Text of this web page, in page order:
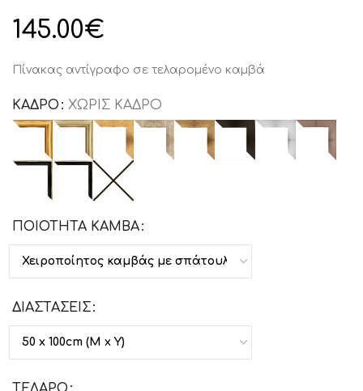
145.00€
Πίνακας αντίγραφο σε τελαρομένο καμβά
ΚΑΔΡΟ ΧΩΡΙΣ ΚΑΔΡΟ
ΠΟΙΟΤΗΤΑ ΚΑΜΒΑ
ΔΙΑΣΤΑΣΕΙΣ